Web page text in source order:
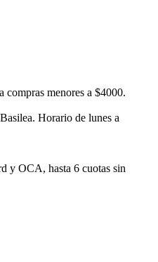
compras menores a $4000.
Horario de lunes a
y OCA, hasta 6 cuotas sin